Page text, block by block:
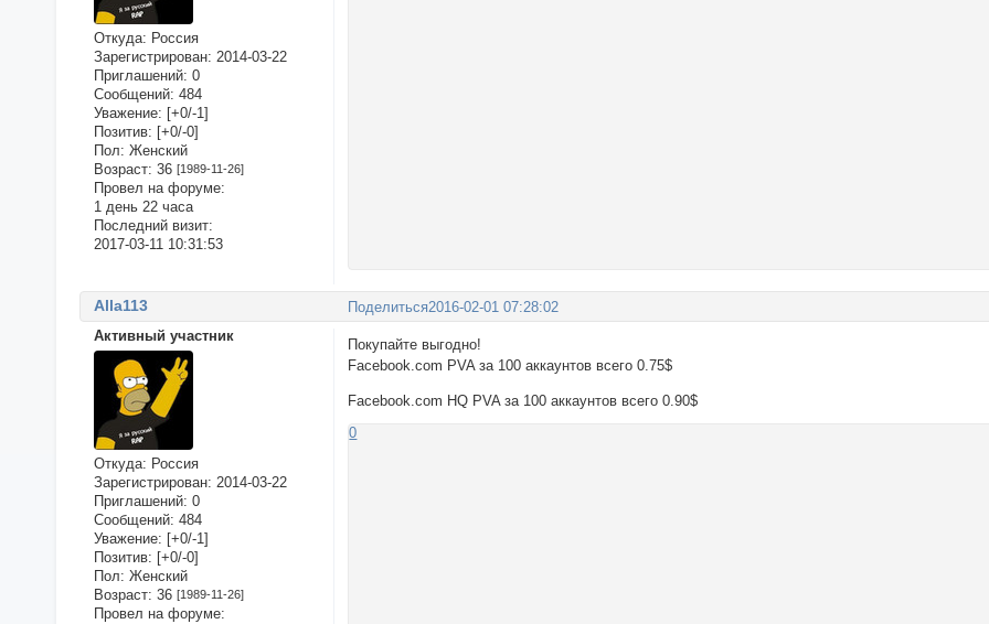
Откуда: Россия
Зарегистрирован: 2014-03-22
Приглашений: 0
Сообщений: 484
Уважение: [+0/-1]
Позитив: [+0/-0]
Пол: Женский
Возраст: 36 [1989-11-26]
Провел на форуме:
1 день 22 часа
Последний визит:
2017-03-11 10:31:53
Поделиться2016-02-01 07:28:02
Alla113
Активный участник
Откуда: Россия
Зарегистрирован: 2014-03-22
Приглашений: 0
Сообщений: 484
Уважение: [+0/-1]
Позитив: [+0/-0]
Пол: Женский
Возраст: 36 [1989-11-26]
Провел на форуме:
Покупайте выгодно!
Facebook.com PVA за 100 аккаунтов всего 0.75$
Facebook.com HQ PVA за 100 аккаунтов всего 0.90$
0